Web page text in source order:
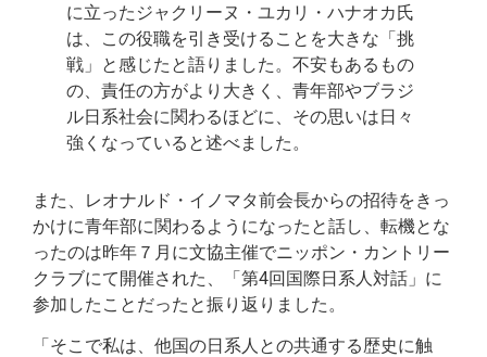
に立ったジャクリーヌ・ユカリ・ハナオカ氏
は、この役職を引き受けることを大きな「挑
戦」と感じたと語りました。不安もあるもの
の、責任の方がより大きく、青年部やブラジ
ル日系社会に関わるほどに、その思いは日々
強くなっていると述べました。
また、レオナルド・イノマタ前会長からの招待をきっ
かけに青年部に関わるようになったと話し、転機とな
ったのは昨年７月に文協主催でニッポン・カントリー
クラブにて開催された、「第4回国際日系人対話」に
参加したことだったと振り返りました。
「そこで私は、他国の日系人との共通する歴史に触